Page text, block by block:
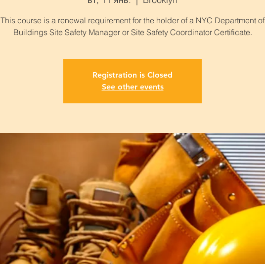
This course is a renewal requirement for the holder of a NYC Department of
Buildings Site Safety Manager or Site Safety Coordinator Certificate.
Registration is Closed
See other events